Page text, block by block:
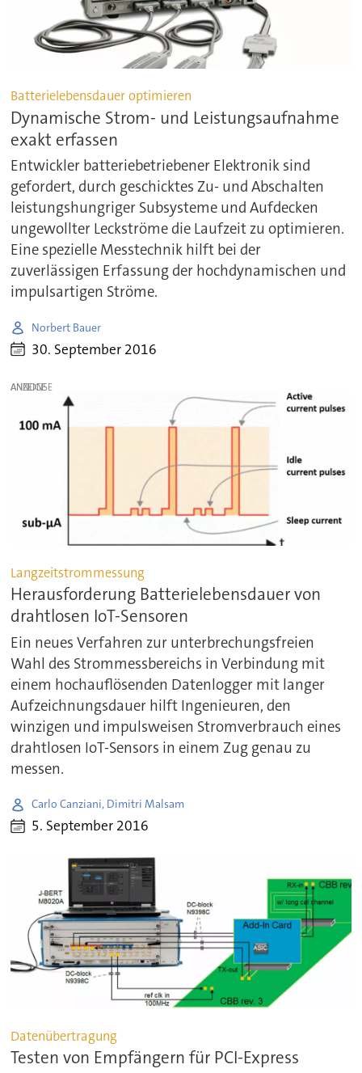
Batterielebensdauer optimieren
Dynamische Strom- und Leistungsaufnahme
exakt erfassen
Entwickler batteriebetriebener Elektronik sind
gefordert, durch geschicktes Zu- und Abschalten
leistungshungriger Subsysteme und Aufdecken
ungewollter Leckströme die Laufzeit zu optimieren.
Eine spezielle Messtechnik hilft bei der
zuverlässigen Erfassung der hochdynamischen und
impulsartigen Ströme.
Norbert Bauer
30. September 2016
ANZEIGE
Langzeitstrommessung
Herausforderung Batterielebensdauer von
drahtlosen IoT-Sensoren
Ein neues Verfahren zur unterbrechungsfreien
Wahl des Strommessbereichs in Verbindung mit
einem hochauflösenden Datenlogger mit langer
Aufzeichnungsdauer hilft Ingenieuren, den
winzigen und impulsweisen Stromverbrauch eines
drahtlosen IoT-Sensors in einem Zug genau zu
messen.
Carlo Canziani, Dimitri Malsam
5. September 2016
Datenübertragung
Testen von Empfängern für PCI-Express